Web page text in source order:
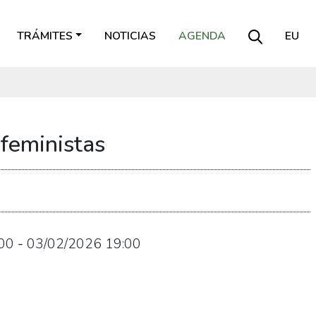
TRÁMITES NOTICIAS AGENDA EU
- 03/02/2026 19:00